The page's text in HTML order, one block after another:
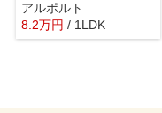
アルポルト
8.2万円 / 1LDK